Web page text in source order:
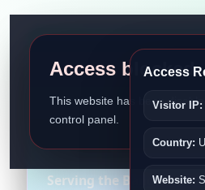
Access blocked
This website has been
control panel.
Access
Visitor IP:
Country:
Website:
Bangladesh
Serving the Bangladeshi